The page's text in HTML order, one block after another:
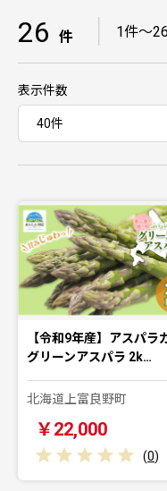
26 件 1件〜
表示件数
【令和9年産】アスパラ
グリーンアスパラ 2k…
北海道上富良野町
￥22,000
(0)